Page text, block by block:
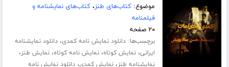
موضوع:کتاب‌های طنز،کتاب‌های نمایشنامه و
فیلمنامه
۲۰ صفحه
برچسب‌ها:دانلود نمایش نامه کمدی،دانلود نمایشنامه
ایرانی،نمایش کوتاه،نمایش نامه کوتاه،نمایش طنز،
نمایشنامه طنز،نمایش کمدی،دانلود نمایش نامه